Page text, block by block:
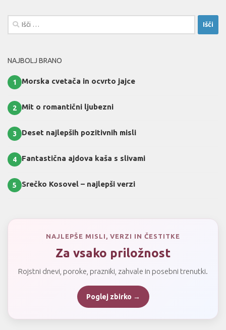
Išči:
NAJBOLJ BRANO
1 Morska cvetača in ocvrto jajce
2 Mit o romantični ljubezni
3 Deset najlepših pozitivnih misli
4 Fantastična ajdova kaša s slivami
5 Srečko Kosovel – najlepši verzi
NAJLEPŠE MISLI, VERZI IN ČESTITKE
Za vsako priložnost
Rojstni dnevi, poroke, prazniki, zahvale in posebni trenutki.
Poglej zbirko →